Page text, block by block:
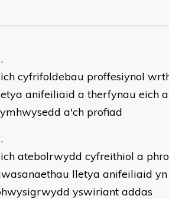
cyfrifoldebau proffesiynol
anifeiliaid a therfynau eich
a'ch profiad
atebolrwydd cyfreithiol a
lletya anifeiliaid yn
yswiriant addas